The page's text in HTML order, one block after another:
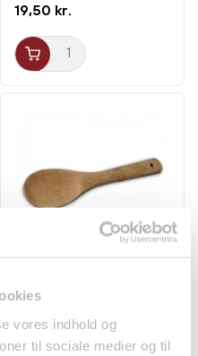
vores indhold og
til sociale medier og til
19,50 kr.
1stk Oriental Essentials
25,00 kr.